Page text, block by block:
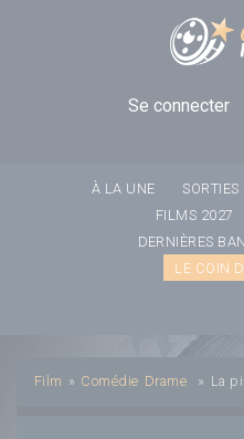
Se connecter
À LA UNE
FILMS 2027
DERNIÈRES
LE COIN
Film » Comédie Drame » La
Panneau de gestion des